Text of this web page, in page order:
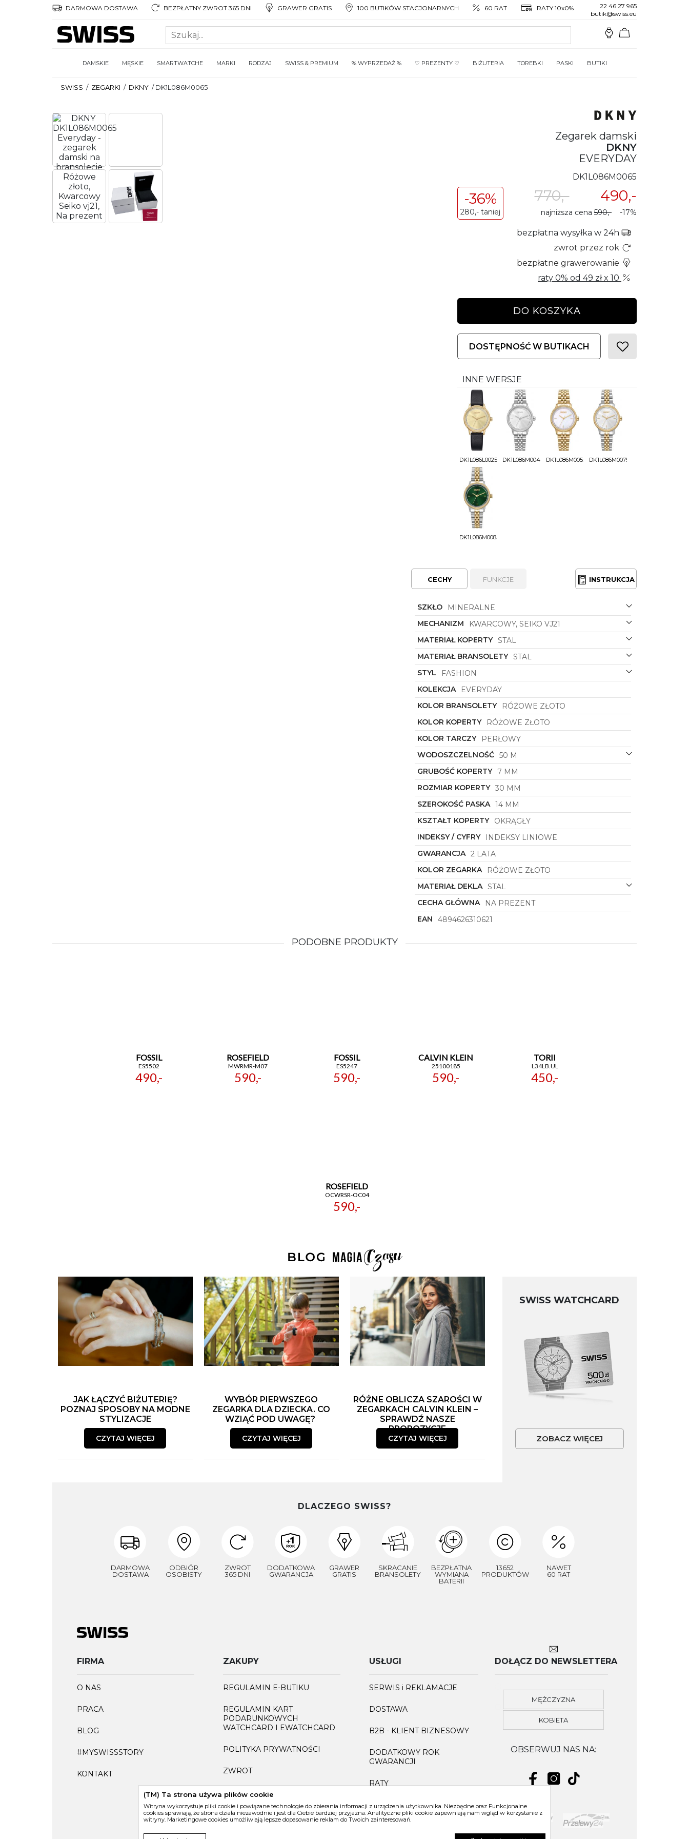
DARMOWA DOSTAWA BEZPŁATNY ZWROT 365 DNI GRAWER GRATIS 100 BUTIKÓW STACJONARNYCH 60 RAT RATY 10x0%
22 46 27 965
butik@swiss.eu
DAMSKIE MĘSKIE SMARTWATCHE MARKI RODZAJ SWISS & PREMIUM % WYPRZEDAŻ % ♡ PREZENTY ♡ BIŻUTERIA TOREBKI PASKI BUTIKI
SWISS / ZEGARKI / DKNY /DK1L086M0065
Zegarek damski
DKNY
EVERYDAY
DK1L086M0065
490,-
-36%
280,- taniej
770,-
najniższa cena 590,- -17%
bezpłatna wysyłka w 24h
zwrot przez rok
bezpłatne grawerowanie
raty 0% od 49 złx 10
DO KOSZYKA
DOSTĘPNOŚĆ W BUTIKACH
INNE WERSJE
DK1L086L0025 DK1L086M0045 DK1L086M0055 DK1L086M0075
DK1L086M0085
CECHY FUNKCJE INSTRUKCJA
SZKŁO
MINERALNE
MECHANIZM
KWARCOWY, SEIKO VJ21
MATERIAŁ KOPERTY STAL
MATERIAŁ BRANSOLETY STAL
STYL
FASHION
KOLEKCJA
EVERYDAY
KOLOR BRANSOLETY
RÓŻOWE ZŁOTO
KOLOR KOPERTY
RÓŻOWE ZŁOTO
KOLOR TARCZY
PERŁOWY
WODOSZCZELNOŚĆ 50 M
GRUBOŚĆ KOPERTY
7 MM
ROZMIAR KOPERTY 30 MM
SZEROKOŚĆ PASKA 14 MM
KSZTAŁT KOPERTY
OKRĄGŁY
INDEKSY / CYFRY
INDEKSY LINIOWE
GWARANCJA 2 LATA
KOLOR ZEGARKA
RÓŻOWE ZŁOTO
MATERIAŁ DEKLA STAL
CECHA GŁÓWNA
NA PREZENT
EAN
4894626310621
PODOBNE PRODUKTY
FOSSIL
ES5502
490,-
ROSEFIELD
MWRMR-M07
590,-
FOSSIL
ES5247
590,-
CALVIN KLEIN
25100185
590,-
TORII
L34LB.UL
450,-
ROSEFIELD
OCWRSR-OC04
590,-
JAK ŁĄCZYĆ BIŻUTERIĘ?
POZNAJ SPOSOBY NA MODNE
STYLIZACJE
CZYTAJ WIĘCEJ
WYBÓR PIERWSZEGO
ZEGARKA DLA DZIECKA. CO
WZIĄĆ POD UWAGĘ?
CZYTAJ WIĘCEJ
RÓŻNE OBLICZA SZAROŚCI W
ZEGARKACH CALVIN KLEIN –
SPRAWDŹ NASZE
PROPOZYCJE
CZYTAJ WIĘCEJ
SWISS WATCHCARD
ZOBACZ WIĘCEJ
DLACZEGO SWISS?
DARMOWA
DOSTAWA
ODBIÓR
OSOBISTY
ZWROT
365 DNI
DODATKOWA
GWARANCJA
GRAWER
GRATIS
SKRACANIE
BRANSOLETY
BEZPŁATNA
WYMIANA
BATERII
13652
PRODUKTÓW
NAWET
60 RAT
FIRMA
O NAS
PRACA
BLOG
#MYSWISSSTORY
KONTAKT
ZAKUPY
REGULAMIN E-BUTIKU
REGULAMIN KART
PODARUNKOWYCH
WATCHCARD I EWATCHCARD
POLITYKA PRYWATNOŚCI
ZWROT
FAQ
USŁUGI
SERWIS i REKLAMACJE
DOSTAWA
B2B - KLIENT BIZNESOWY
DODATKOWY ROK
GWARANCJI
RATY
GRAWEROWANIE
DOŁĄCZ DO NEWSLETTERA
MĘŻCZYZNA
KOBIETA
OBSERWUJ NAS NA:
(TM) Ta strona używa plików cookie
Witryna wykorzystuje pliki cookie i powiązane technologie do zbierania informacji z urządzenia użytkownika. Niezbędne oraz Funkcjonalne
cookies sprawiają, że strona działa niezawodnie i jest dla Ciebie bardziej przyjazna. Analityczne pliki cookie zapewniają nam wgląd w korzystanie z
witryny. Marketingowe cookies umożliwiają lepsze dopasowanie reklam do Twoich zainteresowań.